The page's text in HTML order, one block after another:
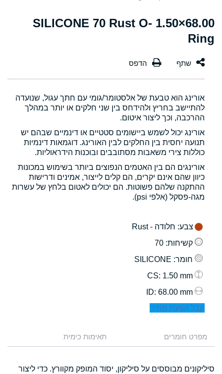
68.00×1.50 SILICONE 70 Rust O-
Ring
אורינג הוא טבעת של אלסטומר/גומי עם חתך עגול, שנועדה
להתיישב בחריץ ולהידחס בין שני חלקים או יותר במהלך
ההרכבה, וכך ליצור איטום.
אורינג יכול לשמש ביישומים סטטיים או דינמיים שבהם יש
תנועה יחסית בין החלקים לבין האורינג. דוגמאות דינמיות
כוללות צירי משאבות מסתובבים ובוכנות הידראוליות.
אורינגים הם בין האטמים הנפוצים ביותר בשימוש במכונות
כיוון שהם אינם יקרים, הם קלים לייצור, אמינים ודרישות
ההתקנה שלהם פשוטות. הם יכולים לאטום בלחץ של עשרות
מגה-פסקל (אלפי psi).
צבע: חלודה - Rust
קשיחות: 70
חומר: SILICONE
: 1.50 mm
: 68.00 mm
קבל הצעת מחיר
מפרט חומרים תאימות כימית
סיליקונים מבוססים על סיליקון, יסוד המופק מקוורץ. כדי ליצור